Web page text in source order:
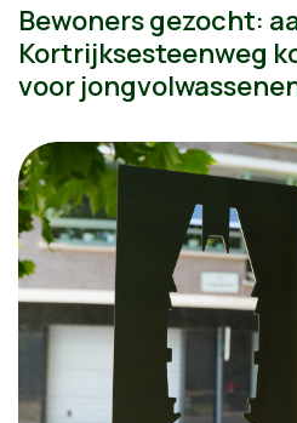
Bewoners gezocht:
Kortrijksesteenweg
voor